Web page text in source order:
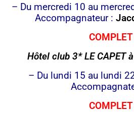
– Du mercredi 10 au
Accompagnateur :
Hôtel club 3* LE CAPET
– Du lundi 15 au lundi